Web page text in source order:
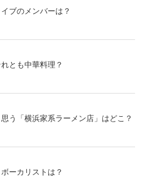
ブのメンバーは？
とも中華料理？
う「横浜家系ラーメン店」はどこ？
ーカリストは？